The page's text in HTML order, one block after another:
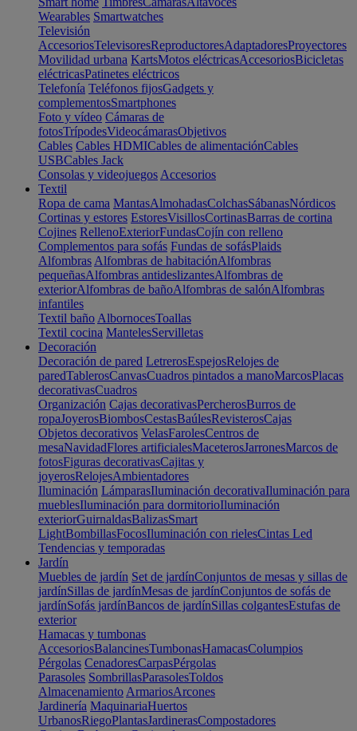
Wearables Smartwatches
Televisión
AccesoriosTelevisoresReproductoresAdaptadoresProyectores
Movilidad urbana KartsMotos eléctricasAccesoriosBicicletas
eléctricasPatinetes eléctricos
Telefonía Teléfonos fijosGadgets y
complementosSmartphones
Foto y vídeo Cámaras de
fotosTrípodesVideocámarasObjetivos
Cables Cables HDMICables de alimentaciónCables
USBCables Jack
Consolas y videojuegos Accesorios
Textil
Ropa de cama MantasAlmohadasColchasSábanasNórdicos
Cortinas y estores EstoresVisillosCortinasBarras de cortina
Cojines RellenoExteriorFundasCojín con relleno
Complementos para sofás Fundas de sofásPlaids
Alfombras Alfombras de habitaciónAlfombras
pequeñasAlfombras antideslizantesAlfombras de
exteriorAlfombras de bañoAlfombras de salónAlfombras
infantiles
Textil baño AlbornocesToallas
Textil cocina MantelesServilletas
Decoración
Decoración de pared LetrerosEspejosRelojes de
paredTablerosCanvasCuadros pintados a manoMarcosPlacas
decorativasCuadros
Organización Cajas decorativasPercherosBurros de
ropaJoyerosBiombosCestasBaúlesRevisterosCajas
Objetos decorativos VelasFarolesCentros de
mesaNavidadFlores artificialesMaceterosJarronesMarcos de
fotosFiguras decorativasCajitas y
joyerosRelojesAmbientadores
Iluminación LámparasIluminación decorativaIluminación para
mueblesIluminación para dormitorioIluminación
exteriorGuirnaldasBalizasSmart
LightBombillasFocosIluminación con rielesCintas Led
Tendencias y temporadas
Jardín
Muebles de jardín Set de jardínConjuntos de mesas y sillas de
jardínSillas de jardínMesas de jardínConjuntos de sofás de
jardínSofás jardínBancos de jardínSillas colgantesEstufas de
exterior
Hamacas y tumbonas
AccesoriosBalancinesTumbonasHamacasColumpios
Pérgolas CenadoresCarpasPérgolas
Parasoles SombrillasParasolesToldos
Almacenamiento ArmariosArcones
Jardinería MaquinariaHuertos
UrbanosRiegoPlantasJardinerasCompostadores